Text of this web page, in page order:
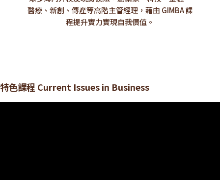
醫療、新創、傳產等高階主管經理，藉由 GIMBA 課
程提升實力實現自我價值。
特色課程 Current Issues in Business